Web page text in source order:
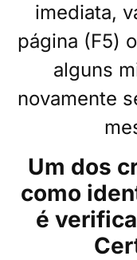
imediata,
página (F5)
alguns
novamente
Um dos
como
é